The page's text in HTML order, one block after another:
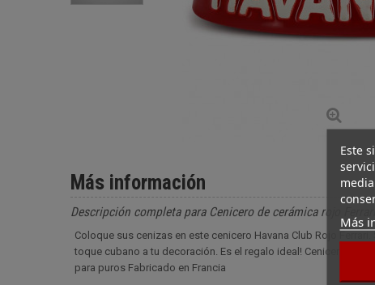
Este
Más
Más información
Descripción completa para Cenicero de cerámica rojo Ferrari
Coloque sus cenizas en este cenicero Havana Club Rojo
toque cubano a tu decoración. Es el regalo ideal! Cenicero para
para puros Fabricado en Francia